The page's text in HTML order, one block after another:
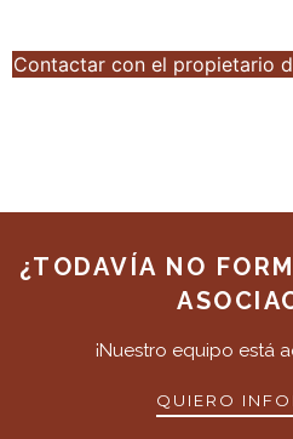
Contactar con el propietario
¿TODAVÍA NO
¡Nuestro equipo está
QUIERO